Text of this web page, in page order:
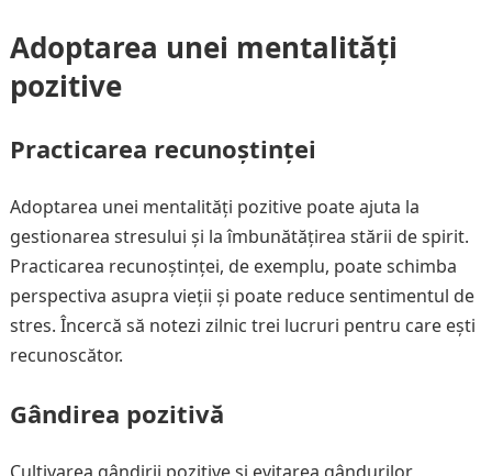
Adoptarea unei mentalități
pozitive
Practicarea recunoștinței
Adoptarea unei mentalități pozitive poate ajuta la
gestionarea stresului și la îmbunătățirea stării de spirit.
Practicarea recunoștinței, de exemplu, poate schimba
perspectiva asupra vieții și poate reduce sentimentul de
stres. Încercă să notezi zilnic trei lucruri pentru care ești
recunoscător.
Gândirea pozitivă